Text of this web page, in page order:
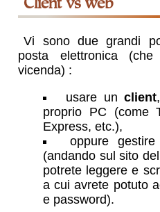
client vs web
Vi sono due grandi
posta elettronica
vicenda) :
usare unclient
proprio PC (come
Express, etc.),
oppure
(andando sul sito
potrete leggere e
a cui avrete potuto
e password).